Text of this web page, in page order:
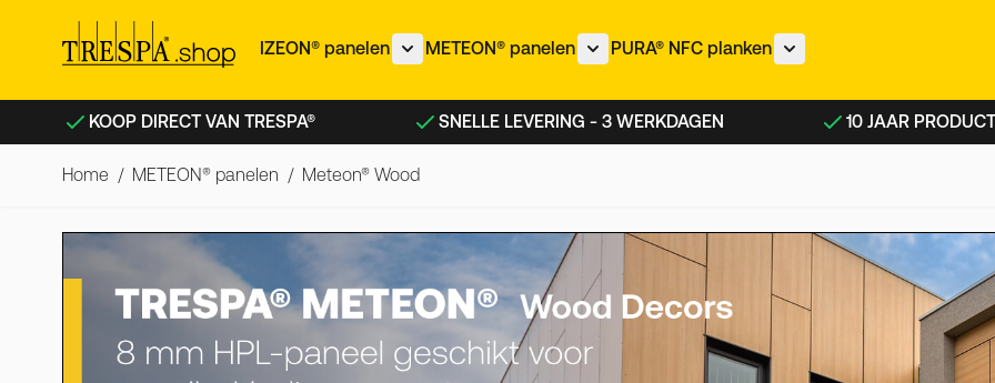
IZEON® panelen
Toon submenu voor IZEON® panelen categorie
METEON® panelen
Toon submenu voor METEON® panelen categorie
PURA® NFC planken
Toon submenu voor
KOOP DIRECT VAN TRESPA® SNELLE LEVERING - 3 WERKDAGEN 10 JAAR
Home / METEON® panelen / Meteon® Wood